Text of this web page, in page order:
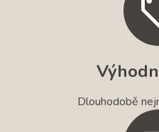
Dlouhodobě